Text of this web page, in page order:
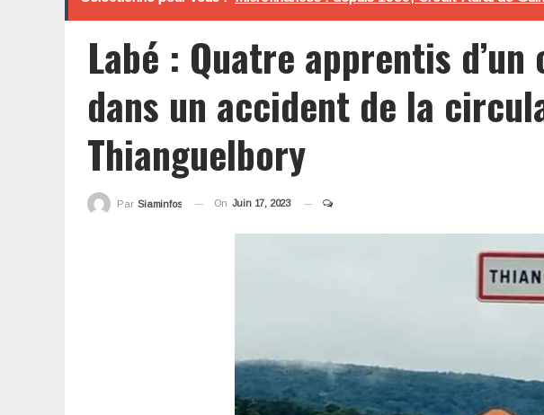
Labé : Quatre apprentis
dans un accident de la
Thianguelbory
Par Siaminfos On Juin 17, 2023